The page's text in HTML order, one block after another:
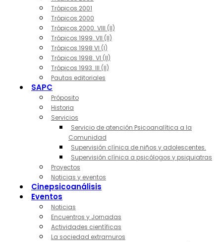
Trópicos 2001
Trópicos 2000
Trópicos 2000. VIII (II)
Trópicos 1999. VII (II)
Trópicos 1998 VI (I)
Trópicos 1998. VI (II)
Trópicos 1993. III (II)
Pautas editoriales
SAPC
Próposito
Historia
Servicios
Servicio de atención Psicoanalítica a la
Comunidad
Supervisión clínica de niños y adolescentes.
Supervisión clínica a psicólogos y psiquiatras
Proyectos
Noticias y eventos
Cinepsicoanálisis
Eventos
Noticias
Encuentros y Jornadas
Actividades científicas
La sociedad extramuros